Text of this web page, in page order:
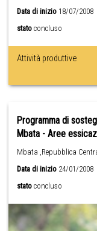
Data di inizio 18/07/2008
stato concluso
Attività produttive
Programma di
Mbata - Aree
Mbata ,Repubblica
Data di inizio 24/01/2008
stato concluso